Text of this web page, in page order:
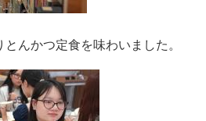
んかつ定食を味わいました。